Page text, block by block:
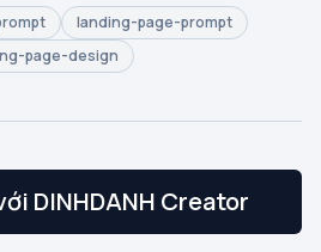
landing-page-prompt
page-design
DINHDANH Creator